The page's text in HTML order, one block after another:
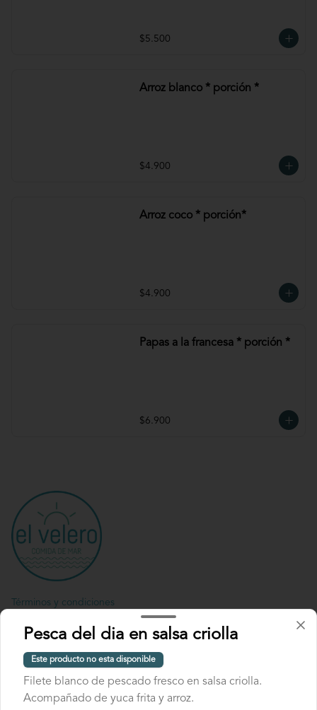
$5.500
Arroz blanco * porción *
$4.900
Arroz coco * porción*
$4.900
Papas a la francesa * porción *
$6.900
Términos y condiciones
Redes sociales
Instagram
Facebook
Pesca del dia en salsa criolla
Este producto no esta disponible
Filete blanco de pescado fresco en salsa criolla.
Acompañado de yuca frita y arroz.